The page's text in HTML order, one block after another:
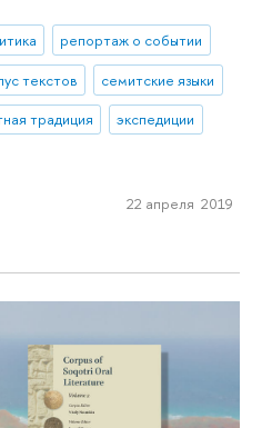
репортаж о событии
текстов
семитские языки
традиция
экспедиции
22 апреля 2019